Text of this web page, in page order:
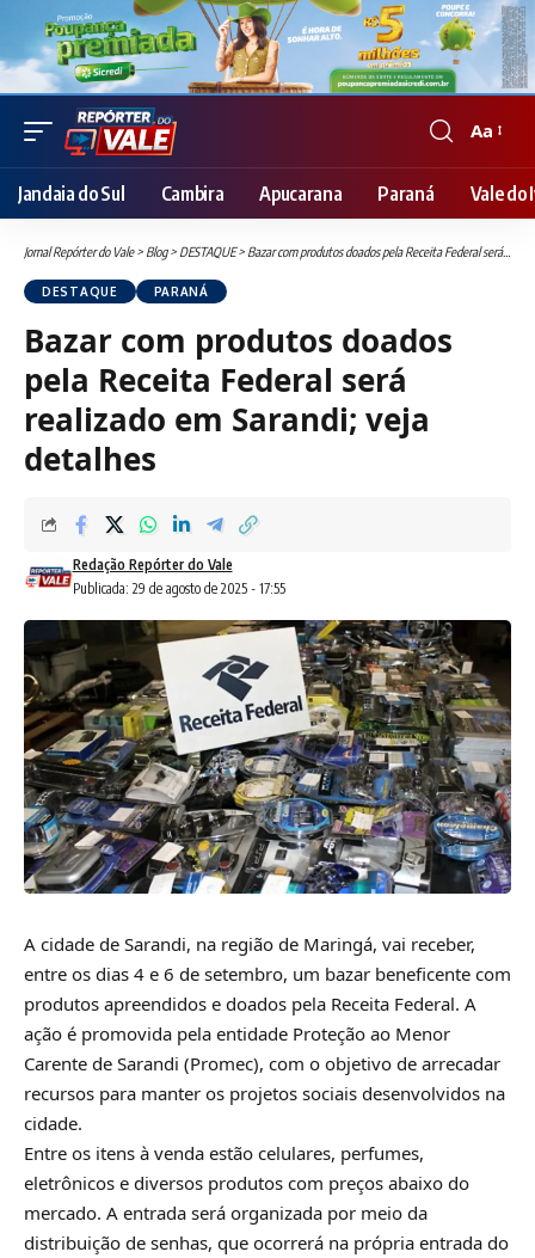
Font
Resizer
Aa
Jandaia do Sul Cambira Apucarana Paraná Vale do
Jornal Repórter do Vale> Blog> DESTAQUE> Bazar com produtos doados pela Receita Federal será realizado em Sarandi; veja detalhes
DESTAQUE PARANÁ
Bazar com produtos doados
pela Receita Federal será
realizado em Sarandi; veja
detalhes
Publicada: 29 de agosto de 2025 - 17:55
Redação Repórter do Vale
A cidade de Sarandi, na região de Maringá, vai receber,
entre os dias 4 e 6 de setembro, um bazar beneficente com
produtos apreendidos e doados pela Receita Federal. A
ação é promovida pela entidade Proteção ao Menor
Carente de Sarandi (Promec), com o objetivo de arrecadar
recursos para manter os projetos sociais desenvolvidos na
cidade.
Entre os itens à venda estão celulares, perfumes,
eletrônicos e diversos produtos com preços abaixo do
mercado. A entrada será organizada por meio da
distribuição de senhas, que ocorrerá na própria entrada do